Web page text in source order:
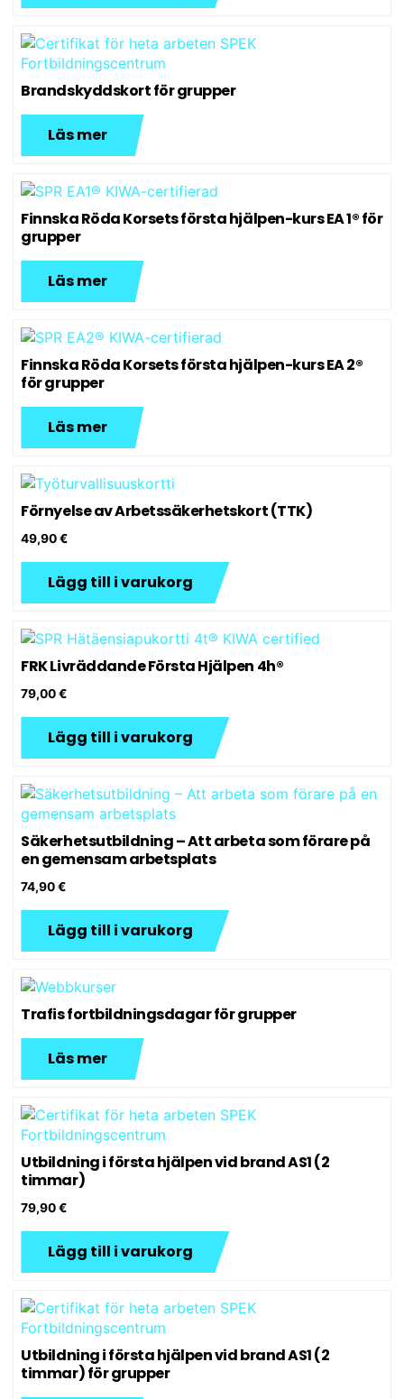
Brandskyddskort för grupper
Läs mer
Finnska Röda Korsets första hjälpen-kurs EA 1® för
grupper
Läs mer
Finnska Röda Korsets första hjälpen-kurs EA 2®
för grupper
Läs mer
Förnyelse av Arbetssäkerhetskort (TTK)
49,90€
Lägg till i varukorg
FRK Livräddande Första Hjälpen 4h®
79,00€
Lägg till i varukorg
Säkerhetsutbildning – Att arbeta som förare på
en gemensam arbetsplats
74,90€
Lägg till i varukorg
Trafis fortbildningsdagar för grupper
Läs mer
Utbildning i första hjälpen vid brand AS1 (2
timmar)
79,90€
Lägg till i varukorg
Utbildning i första hjälpen vid brand AS1 (2
timmar) för grupper